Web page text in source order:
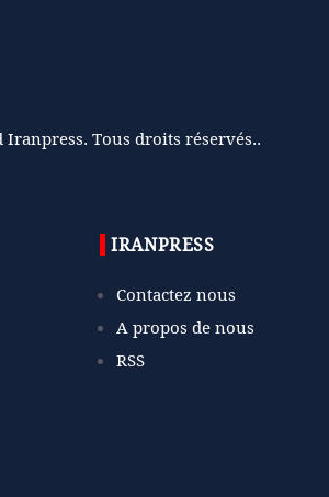
Iranpress. Tous droits réservés..
IRANPRESS
Contactez nous
A propos de nous
RSS